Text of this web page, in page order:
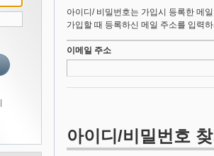
아이디/ 비밀번호는 가입시 등록한 메
가입할 때 등록하신 메일 주소를 입력
이메일 주소
아이디/비밀번호